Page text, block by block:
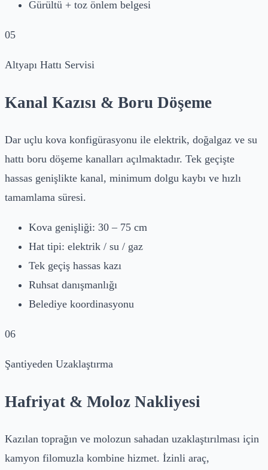
Gürültü + toz önlem belgesi
05
Altyapı Hattı Servisi
Kanal Kazısı & Boru Döşeme
Dar uçlu kova konfigürasyonu ile elektrik, doğalgaz ve su
hattı boru döşeme kanalları açılmaktadır. Tek geçişte
hassas genişlikte kanal, minimum dolgu kaybı ve hızlı
tamamlama süresi.
Kova genişliği: 30 – 75 cm
Hat tipi: elektrik / su / gaz
Tek geçiş hassas kazı
Ruhsat danışmanlığı
Belediye koordinasyonu
06
Şantiyeden Uzaklaştırma
Hafriyat & Moloz Nakliyesi
Kazılan toprağın ve molozun sahadan uzaklaştırılması için
kamyon filomuzla kombine hizmet. İzinli araç,